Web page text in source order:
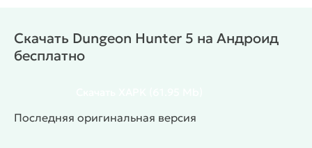
Локации еще больнее разнообразные чем
раньше, есть новые классы героев, сотни
серьезные и опасные противники, включая
Скачать Dungeon Hunter 5 на Андроид
бесплатно
Последняя оригинальная версия